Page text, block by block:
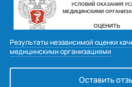
Результаты независимой оценки
медицинскими организациями
Оставить